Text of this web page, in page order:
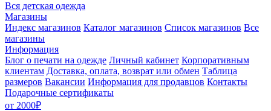
Вся детская одежда
Магазины
Индекс магазинов Каталог магазинов Список магазинов Все
магазины
Информация
Блог о печати на одежде Личный кабинет Корпоративным
клиентам Доставка, оплата, возврат или обмен Таблица
размеров Вакансии Информация для продавцов Контакты
Подарочные сертификаты
от 2000₽